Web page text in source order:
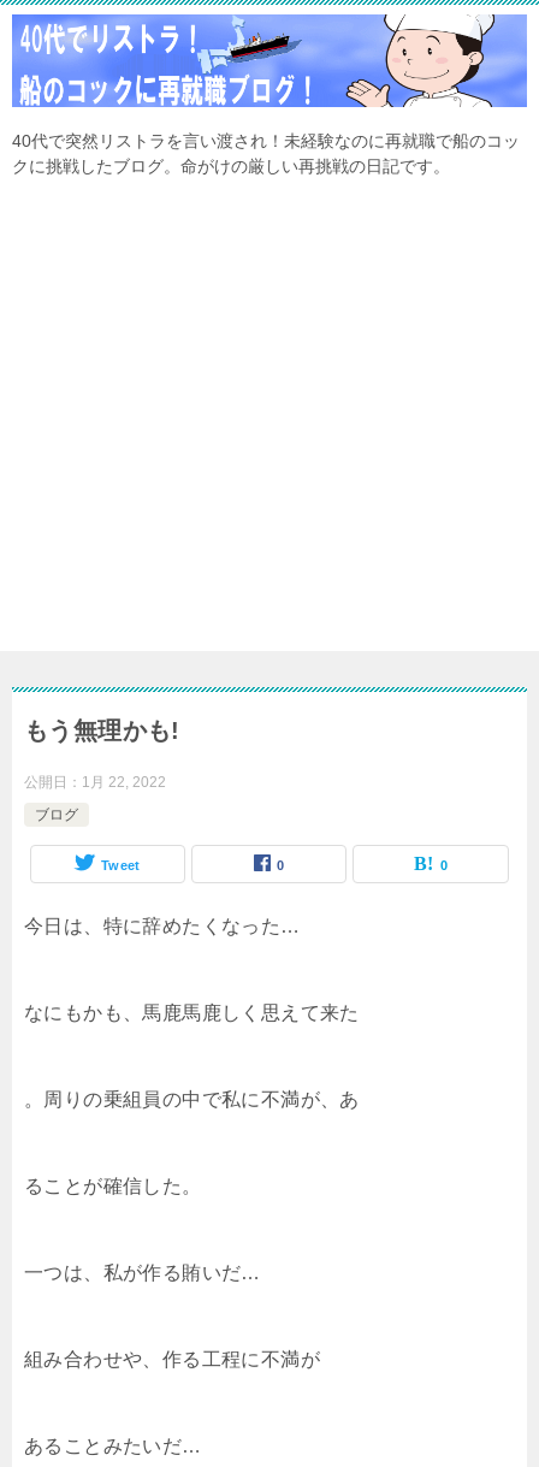
40代で突然リストラを言い渡され！未経験なのに再就職で船のコッ
クに挑戦したブログ。命がけの厳しい再挑戦の日記です。
もう無理かも!
公開日： 1月 22, 2022
ブログ
Tweet 0 0
今日は、特に辞めたくなった…
なにもかも、馬鹿馬鹿しく思えて来た
。周りの乗組員の中で私に不満が、あ
ることが確信した。
一つは、私が作る賄いだ…
組み合わせや、作る工程に不満が
あることみたいだ…